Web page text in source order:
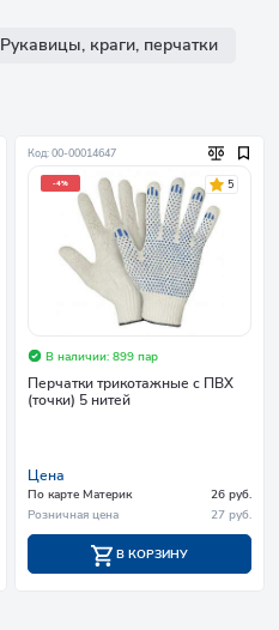
Рукавицы, краги, перчатки
Код: 00-00014647
-4% 5
В наличии: 899 пар
Перчатки трикотажные с ПВХ
(точки) 5 нитей
Цена
По карте Материк
26 руб.
Розничная цена
27 руб.
В КОРЗИНУ